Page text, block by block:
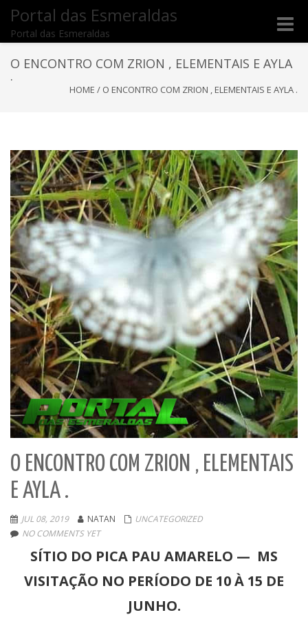
Portal das Esmeraldas
Portal das Esmeraldas
Toggle
O ENCONTRO COM ZRION , ELEMENTAIS E AYLA
.
HOME / O ENCONTRO COM ZRION , ELEMENTAIS E AYLA .
O ENCONTRO COM ZRION , ELEMENTAIS
E AYLA .
JUL 08, 2019 NATAN
UNCATEGORIZED
NO COMMENTS YET
SÍTIO DO PICA PAU AMARELO — MS
VISITAÇÃO NO PERÍODO DE 10 À 15 DE
JUNHO.